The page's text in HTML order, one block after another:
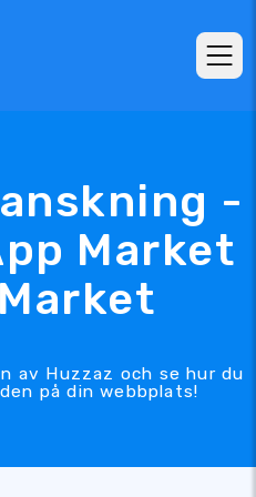
-
Market
av Huzzaz och se hur du
på din webbplats!